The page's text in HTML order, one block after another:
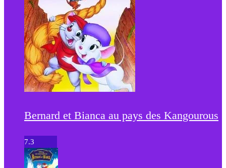
Bernard et Bianca au pays des Kangourous
7.3